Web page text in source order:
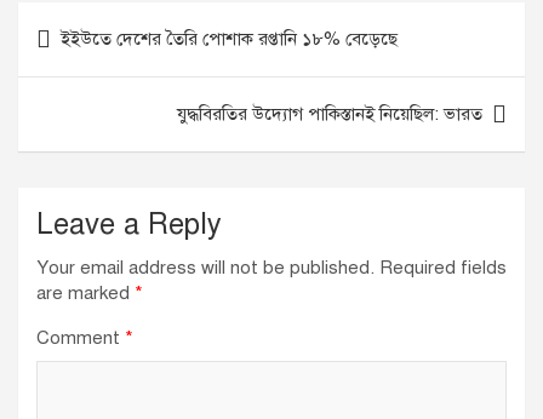
Post
navigation
ইইউতে দেশের তৈরি পোশাক রপ্তানি ১৮% বেড়েছে
যুদ্ধবিরতির উদ্যোগ পাকিস্তানই নিয়েছিল: ভারত
Leave a Reply
Your email address will not be published. Required fields
are marked *
Comment *